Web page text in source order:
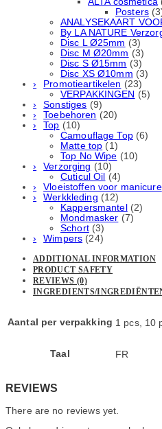
Posters
ANALYSEKAART
By LA NATURE
Disc L Ø25mm (3)
Disc M Ø20mm (3)
Disc S Ø15mm (3)
Disc XS Ø10mm (3)
Promotieartikelen (23)
VERPAKKINGEN (5)
Sonstiges (9)
Toebehoren (20)
Top (10)
Camouflage Top (6)
Matte top (1)
Top No Wipe (10)
Verzorging (10)
Cuticul Oil (4)
Vloeistoffen voor manicure
Werkkleding (12)
Kappersmantel (2)
Mondmasker (7)
Schort (3)
Wimpers (24)
ADDITIONAL INFORMATION
PRODUCT SAFETY
REVIEWS (0)
INGREDIENTS/
Aantal per verpakking 1 pcs, 10
Taal FR
REVIEWS
There are no reviews yet.